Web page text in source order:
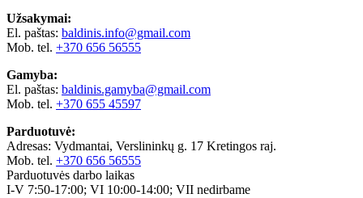
Užsakymai:
El. paštas: baldinis.info@gmail.com
Mob. tel. +370 656 56555
Gamyba:
El. paštas: baldinis.gamyba@gmail.com
Mob. tel. +370 655 45597
Parduotuvė:
Adresas: Vydmantai, Verslininkų g. 17 Kretingos raj.
Mob. tel. +370 656 56555
Parduotuvės darbo laikas
I-V 7:50-17:00; VI 10:00-14:00; VII nedirbame